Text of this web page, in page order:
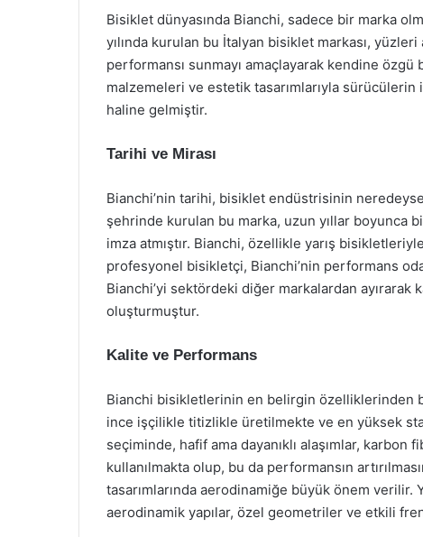
Bisiklet dünyasında Bianchi, sadece bir marka
yılında kurulan bu İtalyan bisiklet markası,
performansı sunmayı amaçlayarak kendine
malzemeleri ve estetik tasarımlarıyla
haline gelmiştir.
Tarihi ve Mirası
Bianchi’nin tarihi, bisiklet endüstrisinin
şehrinde kurulan bu marka, uzun yıllar boyunca
imza atmıştır. Bianchi, özellikle yarış
profesyonel bisikletçi, Bianchi’nin performans
Bianchi’yi sektördeki diğer markalardan
oluşturmuştur.
Kalite ve Performans
Bianchi bisikletlerinin en belirgin özelliklerinden
ince işçilikle titizlikle üretilmekte ve en yüksek
seçiminde, hafif ama dayanıklı alaşımlar,
kullanılmakta olup, bu da performansın
tasarımlarında aerodinamiğe büyük önem verilir.
aerodinamik yapılar, özel geometriler ve etkili